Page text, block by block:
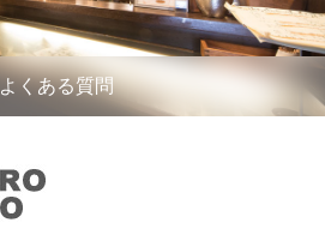
よくある質問